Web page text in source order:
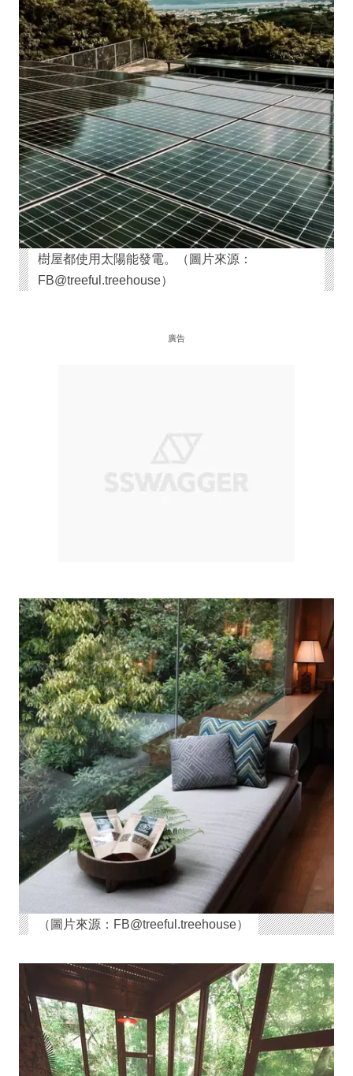
樹屋都使用太陽能發電。（圖片來源：
FB@treeful.treehouse）
廣告
（圖片來源：FB@treeful.treehouse）